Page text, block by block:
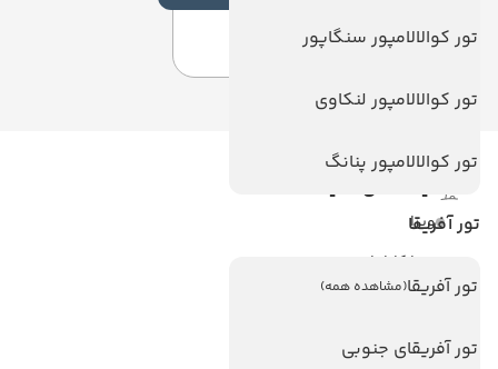
تور کوالالامپور سنگاپور
تور کوالالامپور لنکاوی
تور کوالالامپور پنانگ
تور آفریقا
تور آفریقا(مشاهده همه)
تور آفریقای جنوبی
لینک های مفید
ویزا
ویزا کانادا
درباره ما
تماس با ما